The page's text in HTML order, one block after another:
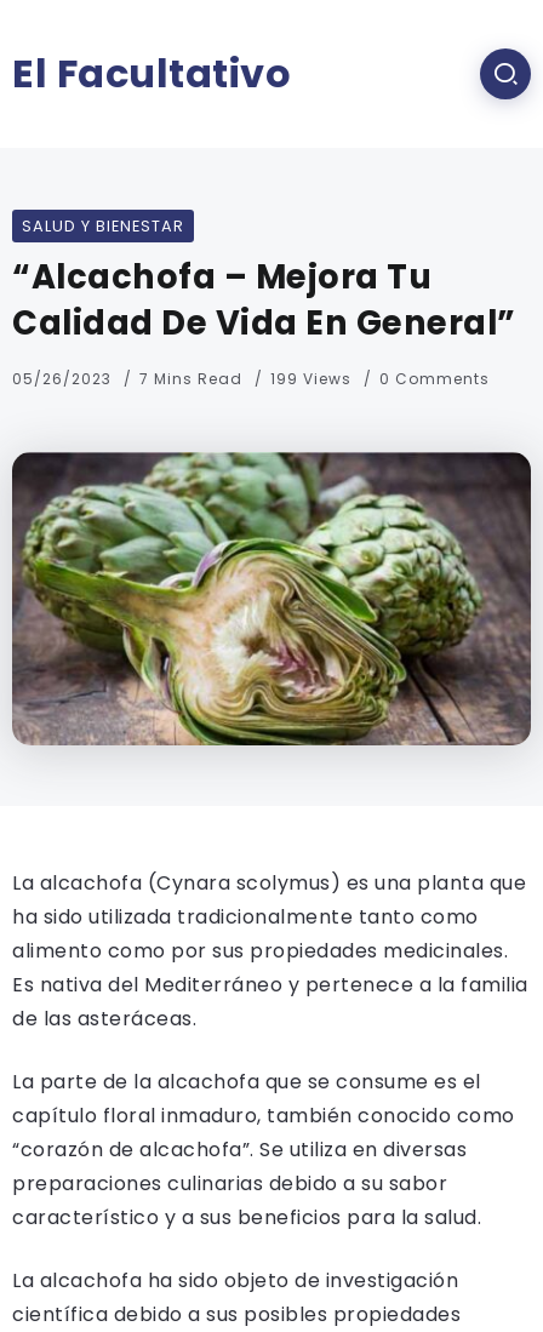
El Facultativo
SALUD Y BIENESTAR
“Alcachofa – Mejora Tu
Calidad De Vida En General”
05/26/2023 7 Mins Read 199 Views 0 Comments
La alcachofa (Cynara scolymus) es una planta que
ha sido utilizada tradicionalmente tanto como
alimento como por sus propiedades medicinales.
Es nativa del Mediterráneo y pertenece a la familia
de las asteráceas.
La parte de la alcachofa que se consume es el
capítulo floral inmaduro, también conocido como
“corazón de alcachofa”. Se utiliza en diversas
preparaciones culinarias debido a su sabor
característico y a sus beneficios para la salud.
La alcachofa ha sido objeto de investigación
científica debido a sus posibles propiedades